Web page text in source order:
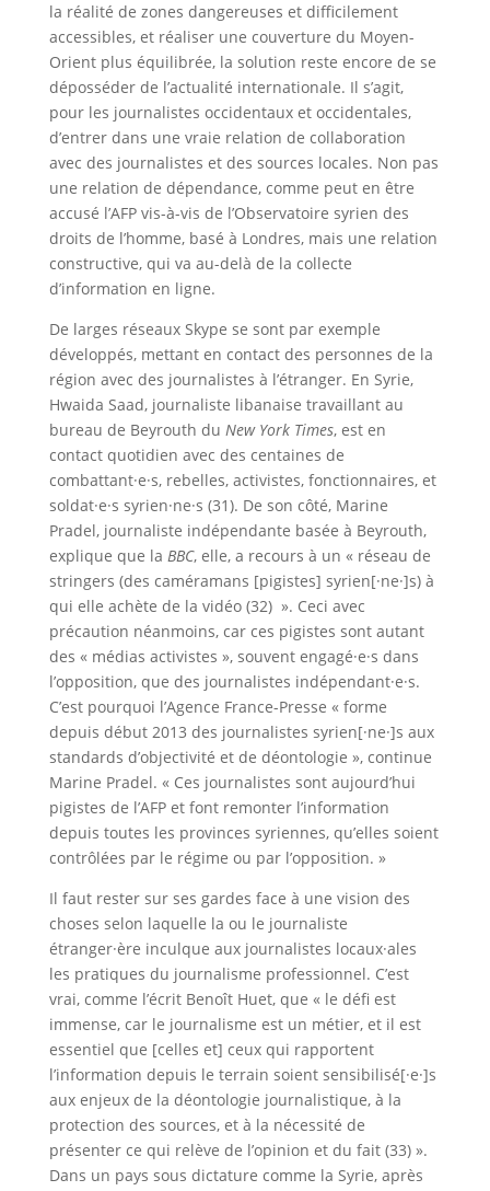
la réalité de zones dangereuses et difficilement
accessibles, et réaliser une couverture du Moyen-
Orient plus équilibrée, la solution reste encore de se
déposséder de l’actualité internationale. Il s’agit,
pour les journalistes occidentaux et occidentales,
d’entrer dans une vraie relation de collaboration
avec des journalistes et des sources locales. Non pas
une relation de dépendance, comme peut en être
accusé l’AFP vis-à-vis de l’Observatoire syrien des
droits de l’homme, basé à Londres, mais une relation
constructive, qui va au-delà de la collecte
d’information en ligne.
De larges réseaux Skype se sont par exemple
développés, mettant en contact des personnes de la
région avec des journalistes à l’étranger. En Syrie,
Hwaida Saad, journaliste libanaise travaillant au
bureau de Beyrouth du New York Times, est en
contact quotidien avec des centaines de
combattant·e·s, rebelles, activistes, fonctionnaires, et
soldat·e·s syrien·ne·s (31). De son côté, Marine
Pradel, journaliste indépendante basée à Beyrouth,
explique que la BBC, elle, a recours à un « réseau de
stringers (des caméramans [pigistes] syrien[·ne·]s) à
qui elle achète de la vidéo (32) ». Ceci avec
précaution néanmoins, car ces pigistes sont autant
des « médias activistes », souvent engagé·e·s dans
l’opposition, que des journalistes indépendant·e·s.
C’est pourquoi l’Agence France-Presse « forme
depuis début 2013 des journalistes syrien[·ne·]s aux
standards d’objectivité et de déontologie », continue
Marine Pradel. « Ces journalistes sont aujourd’hui
pigistes de l’AFP et font remonter l’information
depuis toutes les provinces syriennes, qu’elles soient
contrôlées par le régime ou par l’opposition. »
Il faut rester sur ses gardes face à une vision des
choses selon laquelle la ou le journaliste
étranger·ère inculque aux journalistes locaux·ales
les pratiques du journalisme professionnel. C’est
vrai, comme l’écrit Benoît Huet, que « le défi est
immense, car le journalisme est un métier, et il est
essentiel que [celles et] ceux qui rapportent
l’information depuis le terrain soient sensibilisé[·e·]s
aux enjeux de la déontologie journalistique, à la
protection des sources, et à la nécessité de
présenter ce qui relève de l’opinion et du fait (33) ».
Dans un pays sous dictature comme la Syrie, après